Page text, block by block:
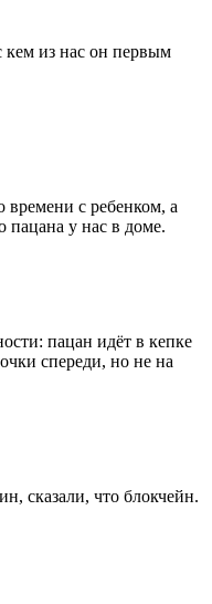
из нас он первым
с ребенком, а
пацана у нас в доме.
пацан идёт в кепке
спереди, но не на
сказали, что блокчейн.